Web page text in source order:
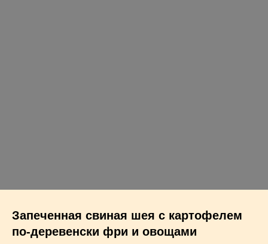
Запеченная свиная шея с картофелем
по-деревенски фри и овощами